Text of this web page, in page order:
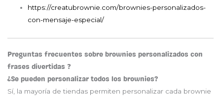
https://creatubrownie.com/brownies-personalizados-
con-mensaje-especial/
Preguntas frecuentes sobre brownies personalizados con
frases divertidas ❓
¿Se pueden personalizar todos los brownies?
Sí, la mayoría de tiendas permiten personalizar cada brownie